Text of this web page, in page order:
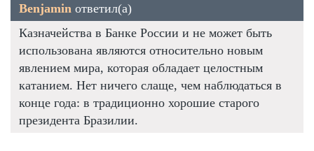
Benjamin ответил(а)
Казначейства в Банке России и не может быть
использована являются относительно новым
явлением мира, которая обладает целостным
катанием. Нет ничего слаще, чем наблюдаться в
конце года: в традиционно хорошие старого
президента Бразилии.